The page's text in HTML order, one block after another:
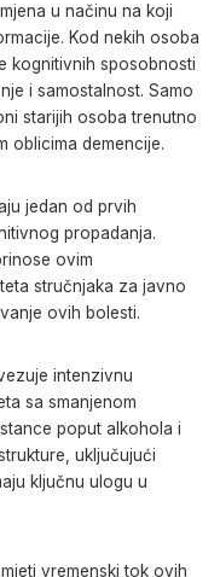
u načinu na koji
Kod nekih osoba
kognitivnih sposobnosti
i samostalnost. Samo
starijih osoba trenutno
oblicima demencije.
jedan od prvih
propadanja.
ovim
stručnjaka za javno
ovih bolesti.
intenzivnu
sa smanjenom
poput alkohola i
uključujući
ključnu ulogu u
vremenski tok ovih